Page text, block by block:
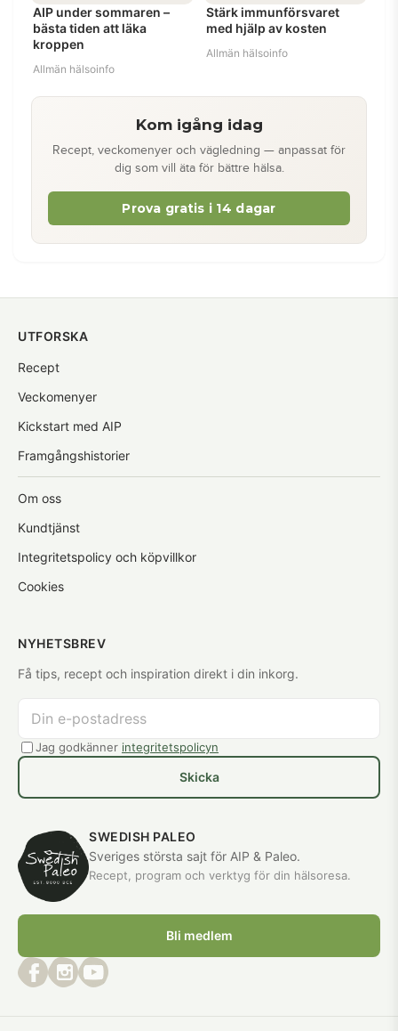
AIP under sommaren –
bästa tiden att läka
kroppen
Allmän hälsoinfo
Stärk immunförsvaret
med hjälp av kosten
Allmän hälsoinfo
Kom igång idag
Recept, veckomenyer och vägledning — anpassat för
dig som vill äta för bättre hälsa.
Prova gratis i 14 dagar
SWEDISH PALEO
Sveriges största sajt för AIP & Paleo.
Recept, program och verktyg för din hälsoresa.
Bli medlem
UTFORSKA
Recept
Veckomenyer
Kickstart med AIP
Framgångshistorier
Om oss
Kundtjänst
Integritetspolicy och köpvillkor
Cookies
NYHETSBREV
Få tips, recept och inspiration direkt i din inkorg.
Jag godkänner integritetspolicyn
Skicka